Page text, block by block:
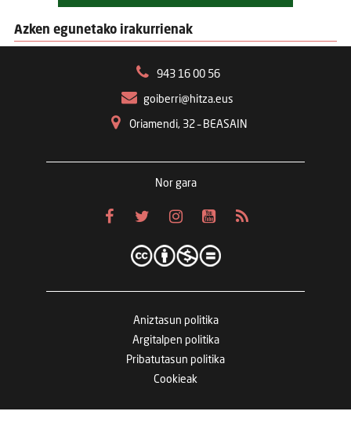
Azken egunetako irakurrienak
943 16 00 56
goiberri@hitza.eus
Oriamendi, 32 – BEASAIN
Nor gara
Aniztasun politika
Argitalpen politika
Pribatutasun politika
Cookieak